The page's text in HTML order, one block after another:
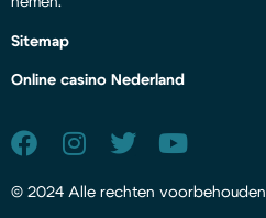
Sitemap
Online casino Nederland
© 2024 Alle rechten voorbehouden